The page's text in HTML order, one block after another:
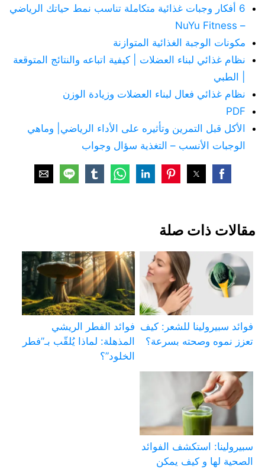
6 أفكار وجبات غذائية متكاملة تناسب نمط حياتك الرياضي
– NuYu Fitness
مكونات الوجبة الغذائية المتوازنة
نظام غذائي لبناء العضلات | كيفية اتباعه والنتائج المتوقعة
| الطبي
نظام غذائي فعال لبناء العضلات وزيادة الوزن
PDF
الأكل قبل التمرين وتأثيره على الأداء الرياضي| وماهي
الوجبات الأنسب – التغذية سؤال وجواب
مقالات ذات صلة
فوائد سبيرولينا للشعر: كيف
تعزز نموه وصحته بسرعة؟
فوائد الفطر الريشي
المذهلة: لماذا يُلقّب بـ”فطر
الخلود”؟
سبيرولينا: استكشف الفوائد
الصحية لها و كيف يمكن